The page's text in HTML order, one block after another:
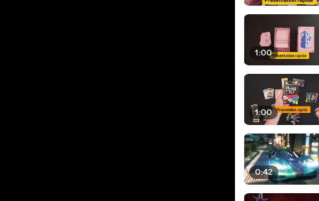
1:00
1:00
0:42